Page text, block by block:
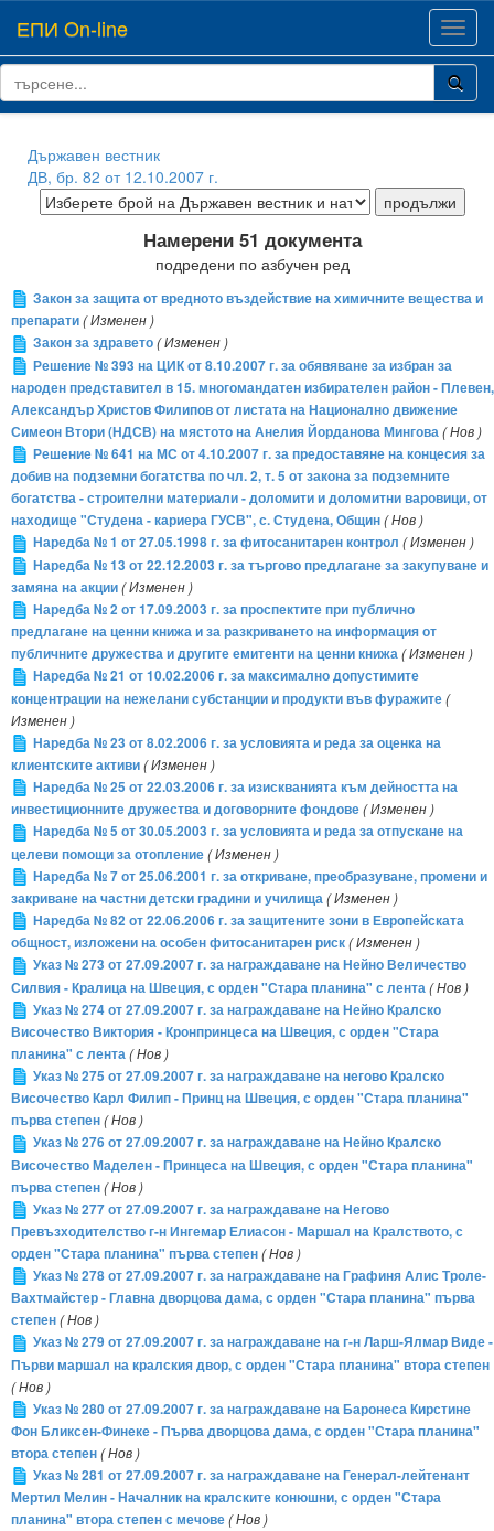
ЕПИ On-line
Държавен вестник
ДВ, бр. 82 от 12.10.2007 г.
Намерени 51 документа
подредени по азбучен ред
Закон за защита от вредното въздействие на химичните вещества и
препарати( Изменен )
Закон за здравето( Изменен )
Решение № 393 на ЦИК от 8.10.2007 г. за обявяване за избран за
народен представител в 15. многомандатен избирателен район - Плевен,
Александър Христов Филипов от листата на Национално движение
Симеон Втори (НДСВ) на мястото на Анелия Йорданова Мингова( Нов )
Решение № 641 на МС от 4.10.2007 г. за предоставяне на концесия за
добив на подземни богатства по чл. 2, т. 5 от закона за подземните
богатства - строителни материали - доломити и доломитни варовици, от
находище "Студена - кариера ГУСВ", с. Студена, Общин( Нов )
Наредба № 1 от 27.05.1998 г. за фитосанитарен контрол ( Изменен )
Наредба № 13 от 22.12.2003 г. за търгово предлагане за закупуване и
замяна на акции( Изменен )
Наредба № 2 от 17.09.2003 г. за проспектите при публично
предлагане на ценни книжа и за разкриването на информация от
публичните дружества и другите емитенти на ценни книжа( Изменен )
Наредба № 21 от 10.02.2006 г. за максимално допустимите
концентрации на нежелани субстанции и продукти във фуражите(
Изменен )
Наредба № 23 от 8.02.2006 г. за условията и реда за оценка на
клиентските активи( Изменен )
Наредба № 25 от 22.03.2006 г. за изискванията към дейността на
инвестиционните дружества и договорните фондове( Изменен )
Наредба № 5 от 30.05.2003 г. за условията и реда за отпускане на
целеви помощи за отопление( Изменен )
Наредба № 7 от 25.06.2001 г. за откриване, преобразуване, промени и
закриване на частни детски градини и училища( Изменен )
Наредба № 82 от 22.06.2006 г. за защитените зони в Европейската
общност, изложени на особен фитосанитарен риск( Изменен )
Указ № 273 от 27.09.2007 г. за награждаване на Нейно Величество
Силвия - Кралица на Швеция, с орден "Стара планина" с лента( Нов )
Указ № 274 от 27.09.2007 г. за награждаване на Нейно Кралско
Височество Виктория - Кронпринцеса на Швеция, с орден "Стара
планина" с лента( Нов )
Указ № 275 от 27.09.2007 г. за награждаване на негово Кралско
Височество Карл Филип - Принц на Швеция, с орден "Стара планина"
първа степен( Нов )
Указ № 276 от 27.09.2007 г. за награждаване на Нейно Кралско
Височество Маделен - Принцеса на Швеция, с орден "Стара планина"
първа степен( Нов )
Указ № 277 от 27.09.2007 г. за награждаване на Негово
Превъзходителство г-н Ингемар Елиасон - Маршал на Кралството, с
орден "Стара планина" първа степен( Нов )
Указ № 278 от 27.09.2007 г. за награждаване на Графиня Алис Троле-
Вахтмайстер - Главна дворцова дама, с орден "Стара планина" първа
степен( Нов )
Указ № 279 от 27.09.2007 г. за награждаване на г-н Ларш-Ялмар Виде -
Първи маршал на кралския двор, с орден "Стара планина" втора степен
( Нов )
Указ № 280 от 27.09.2007 г. за награждаване на Баронеса Кирстине
Фон Бликсен-Финеке - Първа дворцова дама, с орден "Стара планина"
втора степен( Нов )
Указ № 281 от 27.09.2007 г. за награждаване на Генерал-лейтенант
Мертил Мелин - Началник на кралските конюшни, с орден "Стара
планина" втора степен с мечове( Нов )